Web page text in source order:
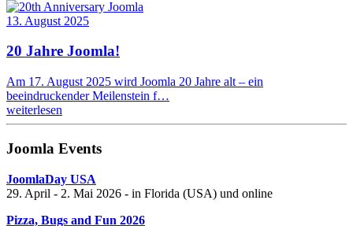
13. August 2025
20 Jahre Joomla!
Am 17. August 2025 wird Joomla 20 Jahre alt – ein
beeindruckender Meilenstein f…
weiterlesen
Joomla Events
JoomlaDay USA
29. April - 2. Mai 2026 - in Florida (USA) und online
Pizza, Bugs and Fun 2026